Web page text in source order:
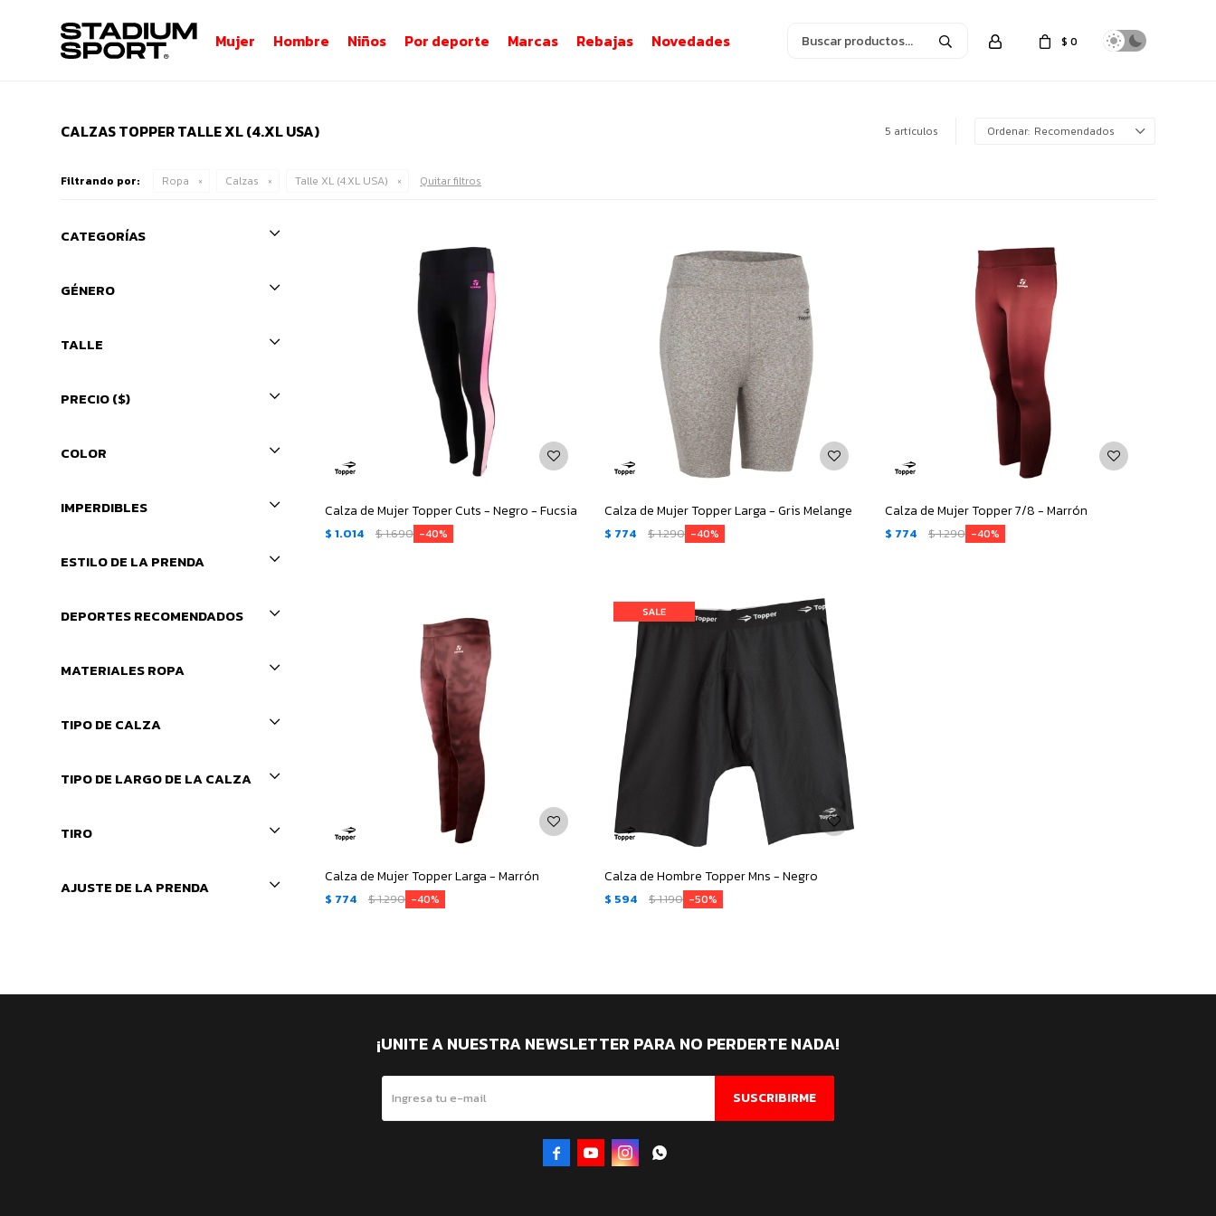
Mujer Hombre Niños Por deporte Marcas Rebajas Novedades $ 0
CALZAS TOPPER TALLE XL (4.XL USA) 5 artículos Recomendados
Filtrando por: Ropa Calzas Talle XL (4.XL USA) Quitar filtros
Calza de Mujer Topper Cuts - Negro - Fucsia
$ 1.014 $1.690 40
Calza de Mujer Topper Larga - Gris Melange
$ 774 $1.290 40
Calza de Mujer Topper 7/8 - Marrón
$ 774 $1.290 40
Calza de Mujer Topper Larga - Marrón
$ 774 $1.290 40
Calza de Hombre Topper Mns - Negro
$ 594 $1.190 50
CATEGORÍAS
GÉNERO
TALLE
PRECIO($)
COLOR
IMPERDIBLES
ESTILO DE LA PRENDA
DEPORTES RECOMENDADOS
MATERIALES ROPA
TIPO DE CALZA
TIPO DE LARGO DE LA CALZA
TIRO
AJUSTE DE LA PRENDA
¡UNITE A NUESTRA NEWSLETTER PARA NO PERDERTE NADA!
SUSCRIBIRME
   